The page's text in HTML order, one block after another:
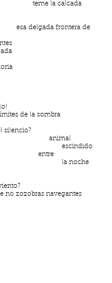
calcada
frontera de
de la sombra
silencio?
navegantes